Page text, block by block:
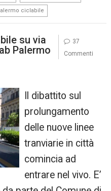
ciclabile
su via
Palermo
Il dibattito sul
prolungamento
delle nuove linee
tranviarie in città
comincia ad
entrare nel vivo. E’
37
Commenti